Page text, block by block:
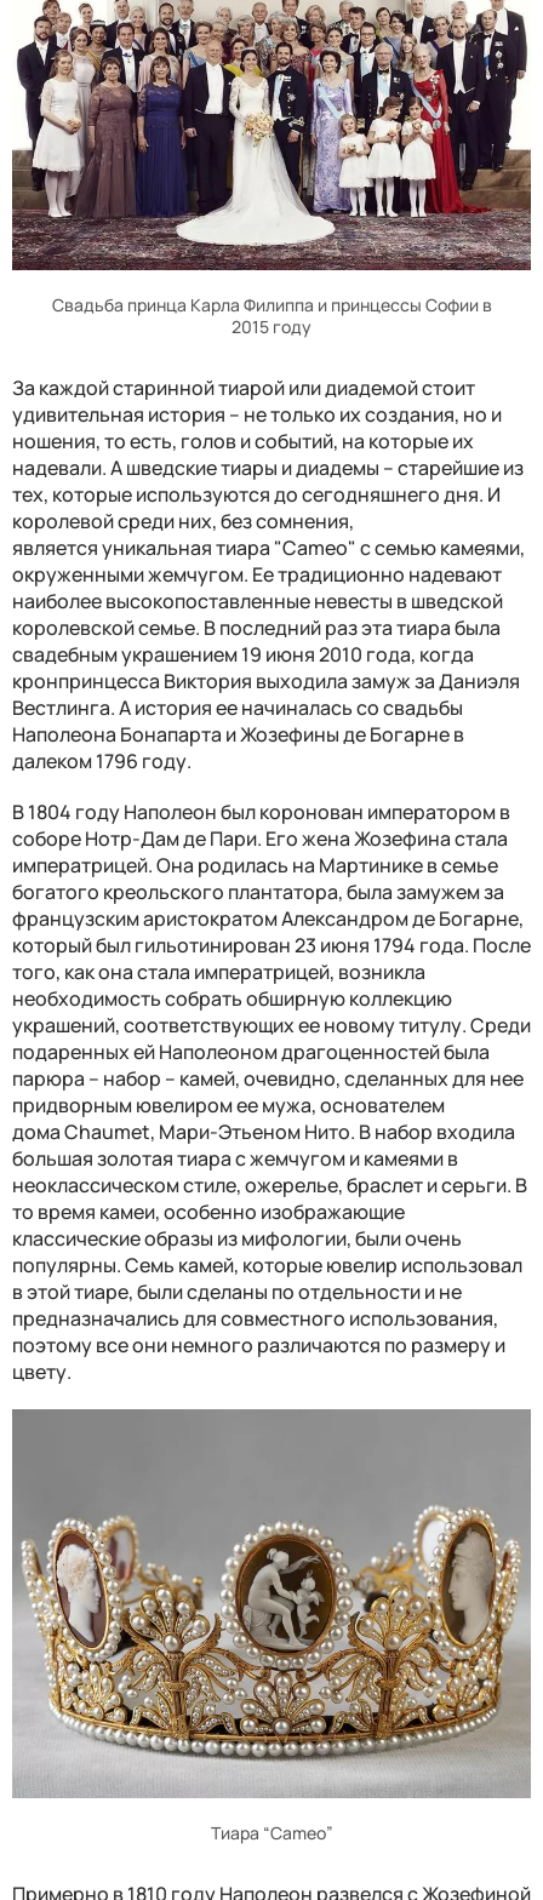
Свадьба принца Карла Филиппа и принцессы Софии в
2015 году
За каждой старинной тиарой или диадемой стоит
удивительная история – не только их создания, но и
ношения, то есть, голов и событий, на которые их
надевали. А шведские тиары и диадемы – старейшие из
тех, которые используются до сегодняшнего дня. И
королевой среди них, без сомнения,
являетсяуникальнаятиара "Cameo" ссемью камеями,
окруженными жемчугом. Ее традиционно надевают
наиболее высокопоставленные невесты в шведской
королевской семье. В последний раз эта тиара была
свадебным украшением 19 июня 2010 года, когда
кронпринцесса Виктория выходила замуж за Даниэля
Вестлинга. А история ее начиналась со свадьбы
Наполеона Бонапарта и Жозефины деБогарне в
далеком 1796 году.
В 1804 году Наполеон был коронован императором в
соборе Нотр-Дам де Пари. Его жена Жозефина стала
императрицей. Она родилась на Мартинике в семье
богатого креольского плантатора, была замужем за
французским аристократом Александром де Богарне,
который былгильотинирован 23 июня 1794 года. После
того, как она стала императрицей, возникла
необходимость собрать обширную коллекцию
украшений, соответствующих ее новому титулу. Среди
подаренных ей Наполеоном драгоценностей была
парюра – набор – камей, очевидно, сделанных для нее
придворным ювелиром ее мужа,основателем
дома Chaumet, Мари-Этьеном Нито. В набор входила
большая золотая тиара с жемчугом и камеями в
неоклассическом стиле, ожерелье, браслет и серьги. В
то время камеи, особенно изображающие
классические образы из мифологии, были очень
популярны. Семь камей, которые ювелир использовал
в этой тиаре, были сделаны по отдельности и не
предназначались для совместного использования,
поэтому все они немного различаются по размеру и
цвету.
Тиара “Cameo”
Примерно в 1810 году Наполеон развелся с Жозефиной